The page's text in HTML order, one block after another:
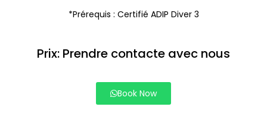
*Prérequis : Certifié ADIP Diver 3
Prix: Prendre contacte avec nous
Book Now